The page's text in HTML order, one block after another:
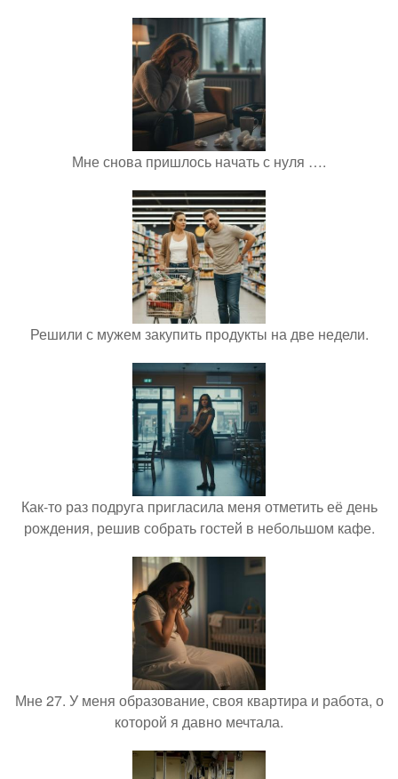
Мне снова пришлось начать с нуля ….
Решили с мужем закупить продукты на две недели.
Как-то раз подруга пригласила меня отметить её день
рождения, решив собрать гостей в небольшом кафе.
Мне 27. У меня образование, своя квартира и работа, о
которой я давно мечтала.